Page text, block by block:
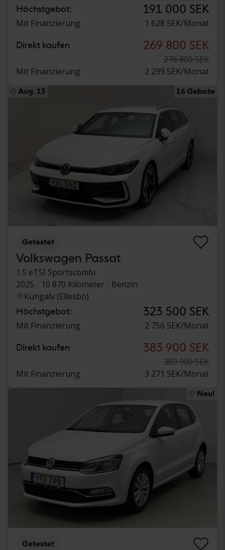
Höchstgebot: 191 000 SEK
Mit Finanzierung 1 628 SEK/Monat
Direkt kaufen 269 800 SEK
276 800 SEK
Mit Finanzierung
2 299 SEK/Monat
Aug. 13 16 Gebote
Getestet
Volkswagen Passat
1.5 eTSI Sportscombi
2025
10 870 Kilometer
Benzin
Kungälv (Ellesbo)
Höchstgebot: 323 500 SEK
Mit Finanzierung 2 756 SEK/Monat
Direkt kaufen 383 900 SEK
389 900 SEK
Mit Finanzierung
3 271 SEK/Monat
Neu!
Getestet